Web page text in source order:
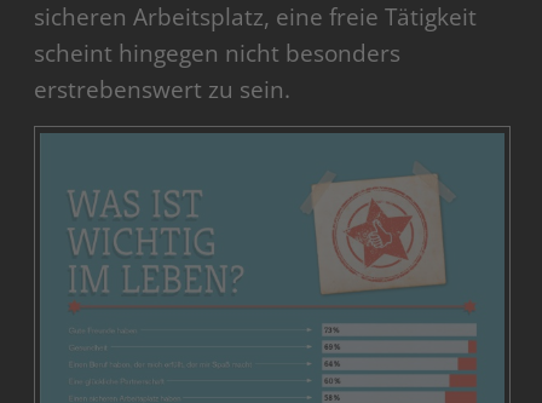
sicheren Arbeitsplatz, eine freie Tätigkeit
scheint hingegen nicht besonders
erstrebenswert zu sein.